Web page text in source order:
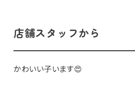
店舗スタッフから
かわいい子います😍